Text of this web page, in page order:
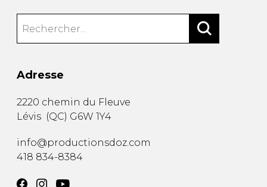
Adresse
2220 chemin du Fleuve
Lévis (QC) G6W 1Y4
info@productionsdoz.com
418 834-8384